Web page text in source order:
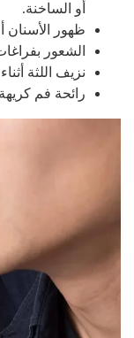
أو الساخنة.
ظهور
الشعور
نزيف اللثة
رائحة فم